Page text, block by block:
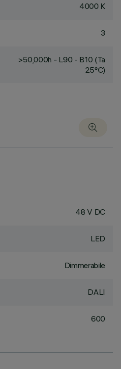
4000 K
3
>50,000h - L90 - B10 (Ta
25°C)
48 V DC
LED
Dimmerabile
DALI
600